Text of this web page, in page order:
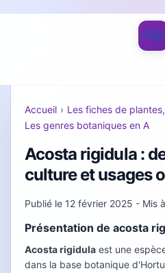
Accueil › Les fiches de
Les genres botaniques en A
Acosta rigidula :
culture et usages
Publié le 12 février 2025 - Mis
Présentation de acosta
Acosta rigidula est une
dans la base botanique